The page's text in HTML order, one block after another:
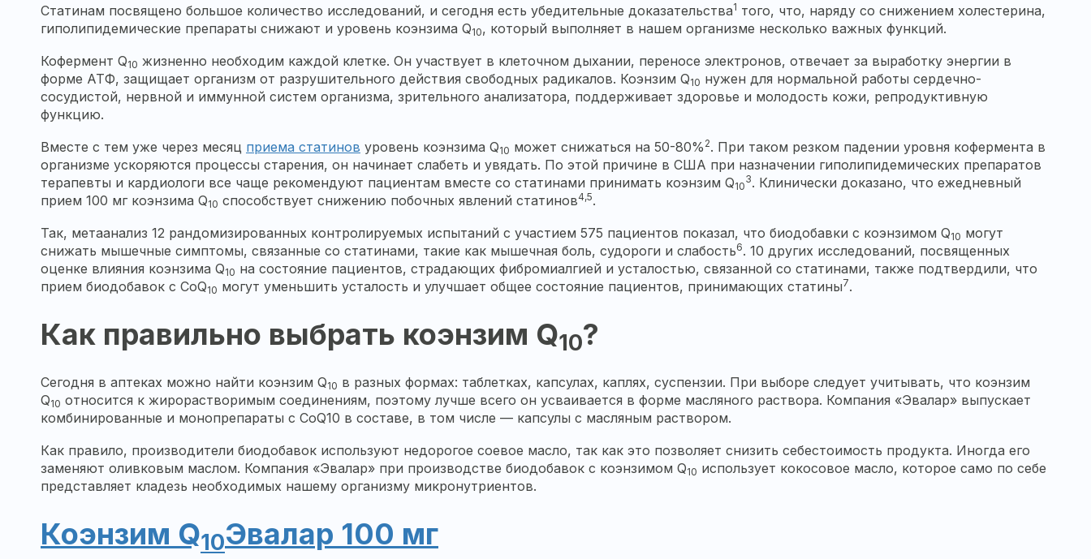
Статинам посвящено большое количество исследований, и сегодня есть убедительные доказательства1 того, что, наряду со снижением холестерина,
гиполипидемические препараты снижают и уровень коэнзима Q10, который выполняет в нашем организме несколько важных функций.
Кофермент Q10 жизненно необходим каждой клетке. Он участвует в клеточном дыхании, переносе электронов, отвечает за выработку энергии в
форме АТФ, защищает организм от разрушительного действия свободных радикалов. Коэнзим Q10 нужен для нормальной работы сердечно-
сосудистой, нервной и иммунной систем организма, зрительного анализатора, поддерживает здоровье и молодость кожи, репродуктивную
функцию.
Вместе с тем уже через месяц приема статинов уровень коэнзима Q10 может снижаться на 50-80% 2. При таком резком падении уровня кофермента в
организме ускоряются процессы старения, он начинает слабеть и увядать. По этой причине в США при назначении гиполипидемических препаратов
терапевты и кардиологи все чаще рекомендуют пациентам вместе со статинами принимать коэнзим Q10
3. Клинически доказано, что ежедневный
прием 100 мг коэнзима Q10 способствует снижению побочных явлений статинов4,5.
Так, метаанализ 12 рандомизированных контролируемых испытаний с участием 575 пациентов показал, что биодобавки с коэнзимом Q10 могут
снижать мышечные симптомы, связанные со статинами, такие как мышечная боль, судороги и слабость6. 10 других исследований, посвященных
оценке влияния коэнзима Q10 на состояние пациентов, страдающих фибромиалгией и усталостью, связанной со статинами, также подтвердили, что
прием биодобавок с CoQ10 могут уменьшить усталость и улучшает общее состояние пациентов, принимающих статины7.
Как правильно выбрать коэнзим Q10?
Сегодня в аптеках можно найти коэнзим Q10 в разных формах: таблетках, капсулах, каплях, суспензии. При выборе следует учитывать, что коэнзим
Q10 относится к жирорастворимым соединениям, поэтому лучше всего он усваивается в форме масляного раствора. Компания «Эвалар» выпускает
комбинированные и монопрепараты с CoQ10 в составе, в том числе — капсулы с масляным раствором.
Как правило, производители биодобавок используют недорогое соевое масло, так как это позволяет снизить себестоимость продукта. Иногда его
заменяют оливковым маслом. Компания «Эвалар» при производстве биодобавок с коэнзимом Q10 использует кокосовое масло, которое само по себе
представляет кладезь необходимых нашему организму микронутриентов.
Коэнзим Q10Эвалар 100 мг